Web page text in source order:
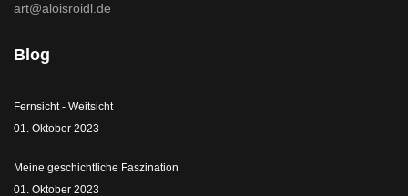
art@aloisroidl.de
Blog
Fernsicht - Weitsicht
01. Oktober 2023
Meine geschichtliche Faszination
01. Oktober 2023